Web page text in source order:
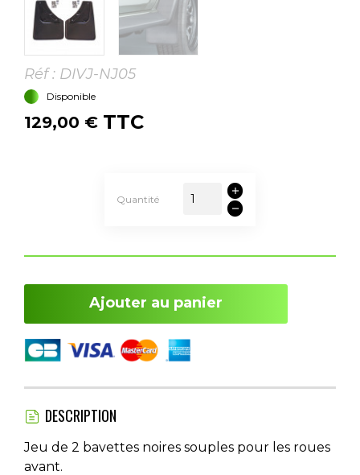
Réf : DIVJ-NJ05
Disponible
129,00 € TTC
Quantité
Ajouter au panier
DESCRIPTION
Jeu de 2 bavettes noires souples pour les roues
avant.